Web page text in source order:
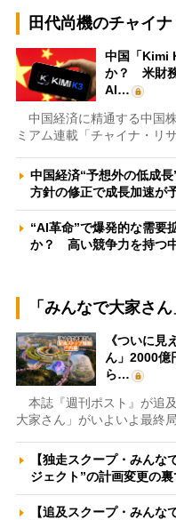
田代尚機のチャイ
中国「Kimi
か？ 米財
AI…
中国経済に精通する中国
ミアム連載「チャイナ・リ
中国経済“予想外の低成
方針の修正で成長加速が
“AI革命”で爆発的な需要
か？ 高い競争力を持つ
「みんなで大家さ
《ついに見
ん」2000億
ら…
本誌『週刊ポスト』が追
大家さん」がいよいよ最終
【独走スクープ・みんな
ジェクト”の計画変更の
【追及スクープ・みん